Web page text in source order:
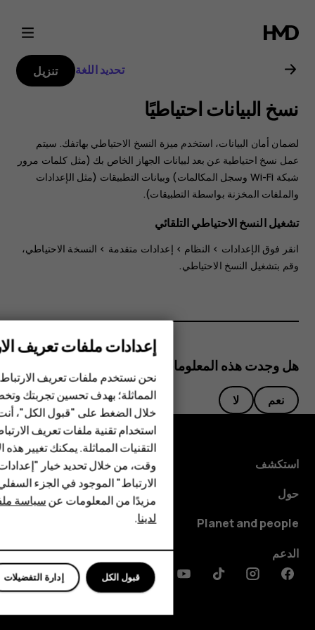
دليل
مستخدم
هاتف
Nokia
8.1
الهواتف الذكية
الهواتف المميزة
الأكسسوارات
HMD DUB
HMD Watch
للأعمال
الأجهزة اللوحية
تحديد اللغة تنزيل
نسخ البيانات احتياطيًا
لضمان أمان البيانات، استخدم ميزة النسخ الاحتياطي بهاتفك. سيتم
عمل نسخ احتياطية عن بعد لبيانات الجهاز الخاص بك (مثل كلمات مرور
شبكة Wi-Fi وسجل المكالمات) وبيانات التطبيقات (مثل الإعدادات
والملفات المخزنة بواسطة التطبيقات).
تشغيل النسخ الاحتياطي التلقائي
انقر فوق الإعدادات > النظام > إعدادات متقدمة > النسخة الاحتياطي،
وقم بتشغيل النسخ الاحتياطي.
هل وجدت هذه المعلومات مفيدة؟
نعم لا
استكشف
حول
Planet and people
الدعم
Facebook
Instagram
Tiktok
Youtube
Linkedin
Discord
إعدادات ملفات تعريف
نحن نستخدم ملفات تعريف
المماثلة؛ بهدف تحسين تجربتك
خلال الضغط على "قبول الكل"،
استخدام تقنية ملفات تعريف
التقنيات المماثلة. يمكنك تغيير
وقت، من خلال تحديد خيار
الارتباط" الموجود في الجزء
مزيدًا من المعلومات عنسياسة
لدينا.
إدارة التفضيلات قبول الكل